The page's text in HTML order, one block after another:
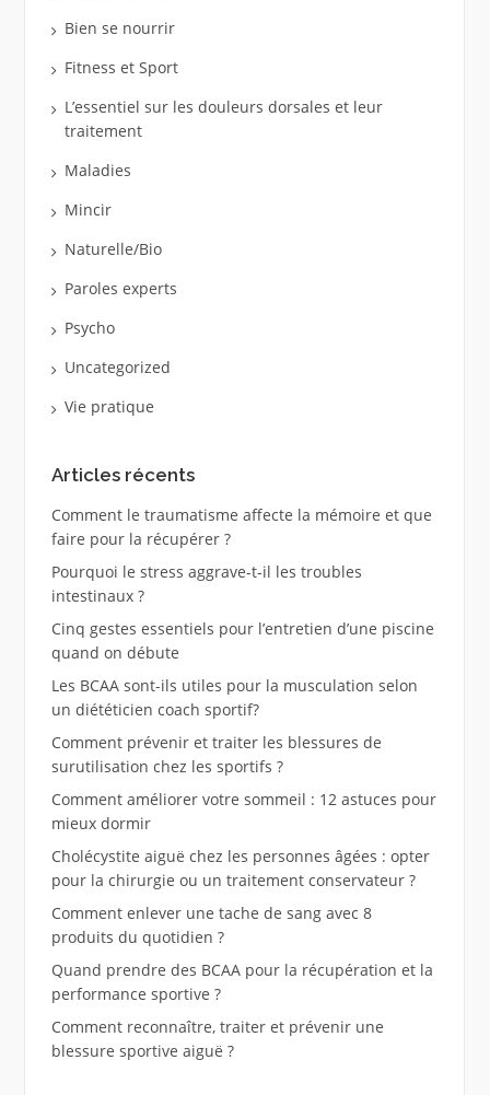
Bien se nourrir
Fitness et Sport
L’essentiel sur les douleurs dorsales et leur
traitement
Maladies
Mincir
Naturelle/Bio
Paroles experts
Psycho
Uncategorized
Vie pratique
Articles récents
Comment le traumatisme affecte la mémoire et que
faire pour la récupérer ?
Pourquoi le stress aggrave-t-il les troubles
intestinaux ?
Cinq gestes essentiels pour l’entretien d’une piscine
quand on débute
Les BCAA sont-ils utiles pour la musculation selon
un diététicien coach sportif?
Comment prévenir et traiter les blessures de
surutilisation chez les sportifs ?
Comment améliorer votre sommeil : 12 astuces pour
mieux dormir
Cholécystite aiguë chez les personnes âgées : opter
pour la chirurgie ou un traitement conservateur ?
Comment enlever une tache de sang avec 8
produits du quotidien ?
Quand prendre des BCAA pour la récupération et la
performance sportive ?
Comment reconnaître, traiter et prévenir une
blessure sportive aiguë ?